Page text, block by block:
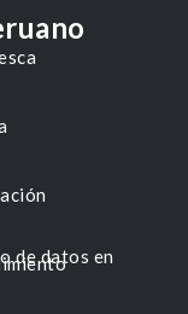
de datos en